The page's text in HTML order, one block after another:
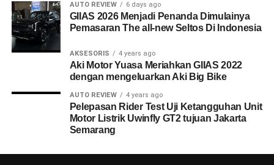
AUTO REVIEW 6 days ago
GIIAS 2026 Menjadi Penanda Dimulainya
Pemasaran The all-new Seltos Di Indonesia
AKSESORIS 4 years ago
Aki Motor Yuasa Meriahkan GIIAS 2022
dengan mengeluarkan Aki Big Bike
AUTO REVIEW 4 years ago
Pelepasan Rider Test Uji Ketangguhan Unit
Motor Listrik Uwinfly GT2 tujuan Jakarta
Semarang